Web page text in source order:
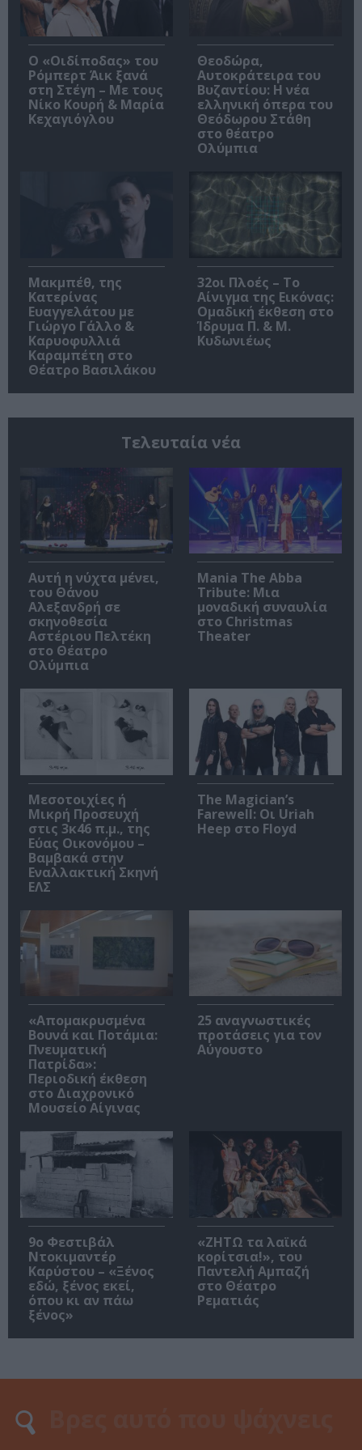
O «Οιδίποδας» του
Ρόμπερτ Άικ ξανά
στη Στέγη – Με τους
Νίκο Κουρή & Μαρία
Κεχαγιόγλου
Θεοδώρα,
Αυτοκράτειρα του
Βυζαντίου: Η νέα
ελληνική όπερα του
Θεόδωρου Στάθη
στο θέατρο
Ολύμπια
Μακμπέθ, της
Κατερίνας
Ευαγγελάτου με
Γιώργο Γάλλο &
Καρυοφυλλιά
Καραμπέτη στο
Θέατρο Βασιλάκου
32οι Πλοές – Το
Αίνιγμα της Εικόνας:
Ομαδική έκθεση στο
Ίδρυμα Π. & Μ.
Κυδωνιέως
Τελευταία νέα
Αυτή η νύχτα μένει,
του Θάνου
Αλεξανδρή σε
σκηνοθεσία
Αστέριου Πελτέκη
στο Θέατρο
Ολύμπια
Mania The Abba
Tribute: Μια
μοναδική συναυλία
στο Christmas
Theater
Μεσοτοιχίες ή
Μικρή Προσευχή
στις 3κ46 π.μ., της
Εύας Οικονόμου –
Βαμβακά στην
Εναλλακτική Σκηνή
ΕΛΣ
The Magician’s
Farewell: Οι Uriah
Heep στο Floyd
«Απομακρυσμένα
Βουνά και Ποτάμια:
Πνευματική
Πατρίδα»:
Περιοδική έκθεση
στο Διαχρονικό
Μουσείο Αίγινας
25 αναγνωστικές
προτάσεις για τον
Αύγουστο
9ο Φεστιβάλ
Ντοκιμαντέρ
Καρύστου – «Ξένος
εδώ, ξένος εκεί,
όπου κι αν πάω
ξένος»
«ΖΗΤΩ τα λαϊκά
κορίτσια!», του
Παντελή Αμπαζή
στο Θέατρο
Ρεματιάς